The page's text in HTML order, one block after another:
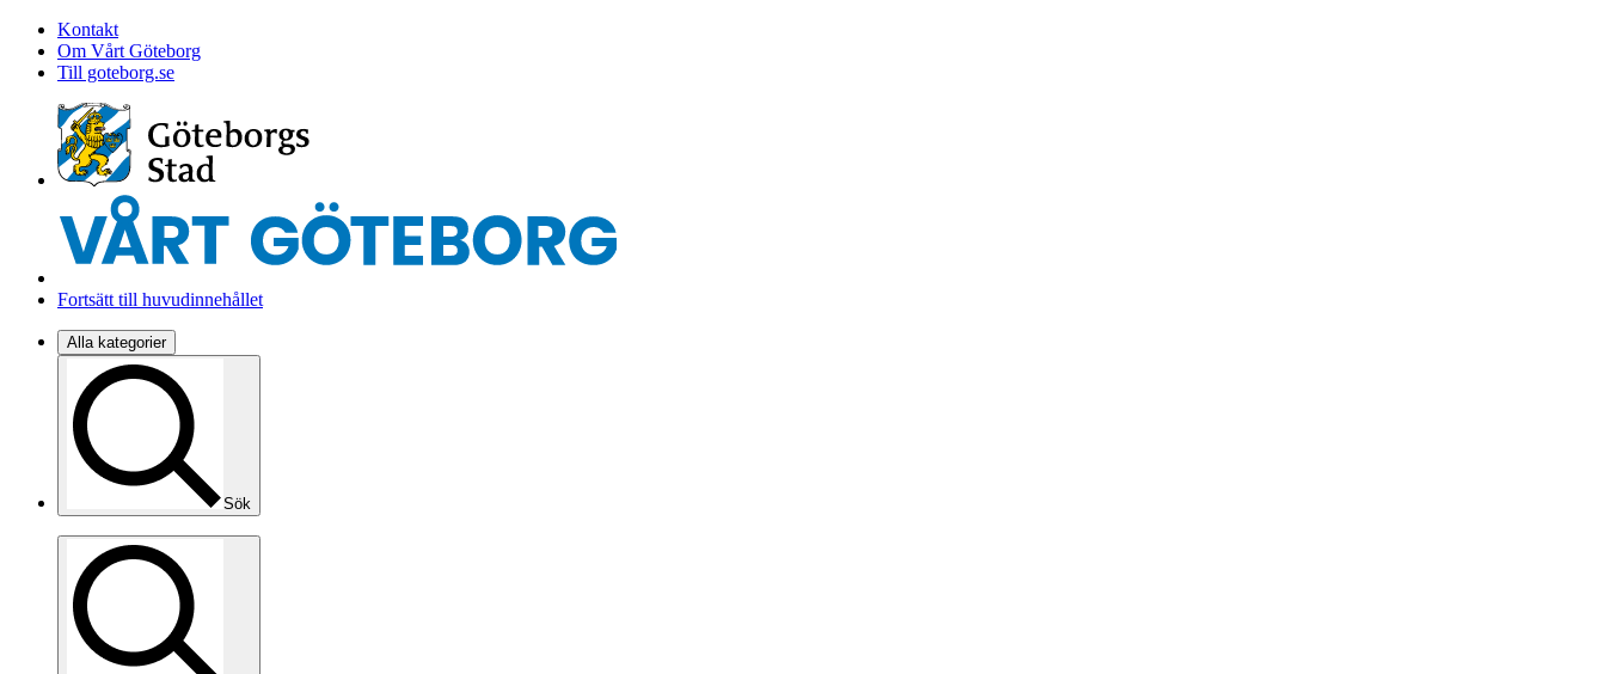
Kontakt
Om Vårt Göteborg
Till goteborg.se
Fortsätt till huvudinnehållet
Alla kategorier
Sök